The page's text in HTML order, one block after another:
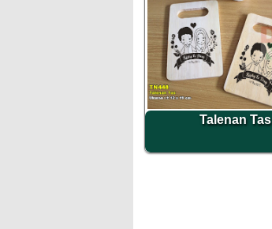
Talenan Tas